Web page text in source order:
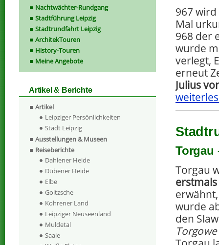
967
Mal
968 der
wurde
verlegt,
erneut
Julius
Torgau
Torgau
wurde
den
Torgowe
Nachtwächter-Rundgang
Stadtführung Leipzig
Stadtrundfahrt Leipzig
ArchitekTouren
History-Touren
Meine Angebote
Artikel & Berichte
Artikel
Leipziger Persönlichkeiten
Stadt Leipzig
Ausstellungen & Museen
Reiseberichte
Dahlener Heide
Dübener Heide
Elbe
Goitzsche
Kohrener Land
Leipziger Neuseenland
Muldetal
Saale